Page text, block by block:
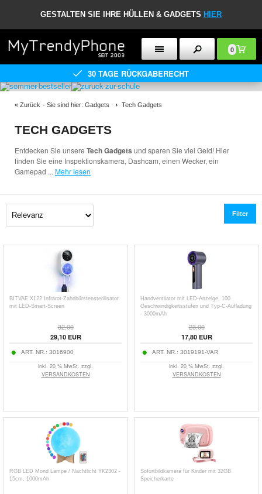
GESTALTEN SIE IHRE HÜLLEN & GADGETS HIER
0
30 TAGE RÜCKGABERECHT
« Zurück - Sie sind hier: Gadgets Tech Gadgets
TECH GADGETS
Entdecken Sie unsere Tech Gadgets und sparen Sie viel Geld! Hier
finden Sie eine Inspektionskamera, Dashcam, einen Wecker, ein
Gamepad ... Mehr lesen
Filter
BITVAE X122 Infrarot-Zahnbürstensterilisator
mit LED-Smart-Screen
32,00
29,10EUR
ART. NR.: 3016900
inkl. 20 % MwSt. zzgl.
VERSANDKOSTEN
Handventilator mit LED-Anzeige, 100
Geschwindigkeitsstufen und Typ-C-Aufladung
- 3000mAh
23,00
17,80EUR
ART. NR.: 3019191-VAR
inkl. 20 % MwSt. zzgl.
VERSANDKOSTEN
RGB LED Mond Lampe / Nachtlicht YK2302 -
15cm, 1000mAh
Sofortbildkamera für Kinder mit 32GB
Speicherkarte